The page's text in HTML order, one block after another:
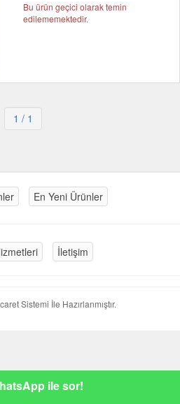
Bu ürün geçici olarak temin
edilememektedir.
1 / 1
En Yeni Ürünler
İletişim
Sistemi İle Hazırlanmıştır.
ile sor!